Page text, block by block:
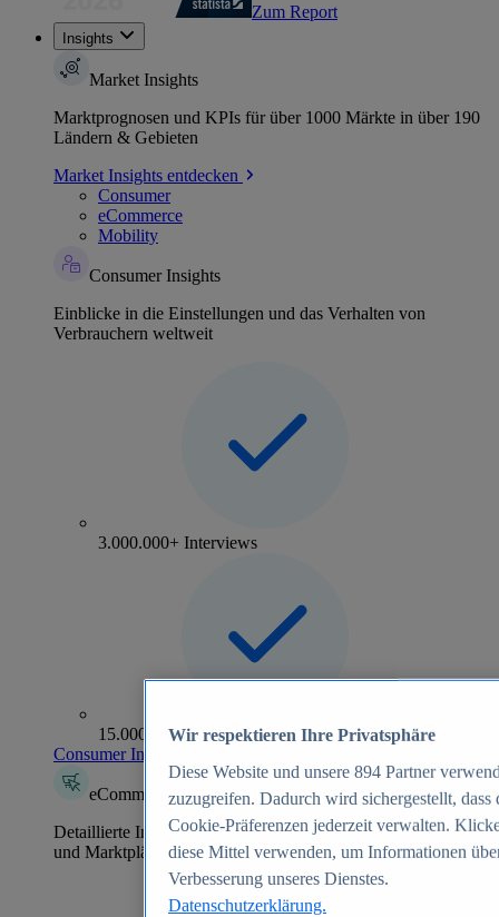
Zum Report
Insights
Market Insights
Marktprognosen und KPIs für über 1000 Märkte in über 190
Ländern & Gebieten
Market Insights entdecken
Consumer
eCommerce
Mobility
Consumer Insights
Einblicke in die Einstellungen und das Verhalten von
Verbrauchern weltweit
3.000.000+ Interviews
15.000+ Marken
Consumer Insights entdecken
eCommerce Insights
Detaillierte Informationen zu mehr als 39.000 Online-Shops
und Marktplätzen
Wir respektieren Ihre Privatsphäre
Diese Website und unsere 894 Partner
zuzugreifen. Dadurch wird sichergestellt,
Cookie-Präferenzen jederzeit verwalten.
diese Mittel verwenden, um Informationen
Verbesserung unseres Dienstes.
Datenschutzerklärung.